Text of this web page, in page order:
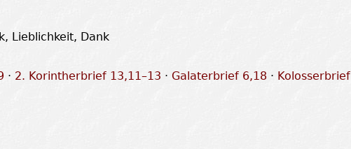
Lieblichkeit, Dank
· 2. Korintherbrief 13,11–13 · Galaterbrief 6,18 · Kolosserbrief